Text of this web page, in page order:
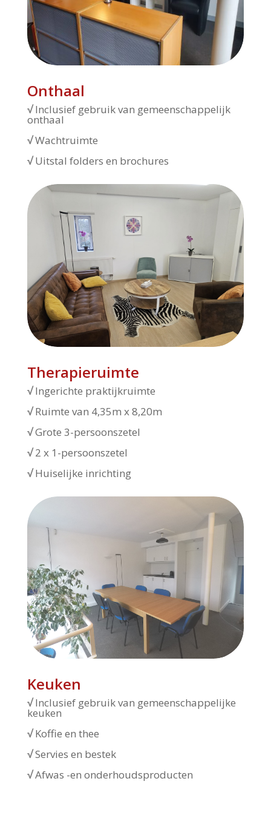
Onthaal
√Inclusief gebruik van gemeenschappelijk
onthaal
√Wachtruimte
√Uitstal folders en brochures
Therapieruimte
√Ingerichte praktijkruimte
√Ruimte van 4,35m x 8,20m
√Grote 3-persoonszetel
√2 x 1-persoonszetel
√Huiselijke inrichting
Keuken
√Inclusief gebruik van gemeenschappelijke
keuken
√Koffie en thee
√Servies en bestek
√Afwas -en onderhoudsproducten